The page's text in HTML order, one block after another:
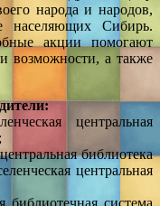
народа и народов,
Сибирь.
акции помогают
возможности, а также
центральная
библиотека
центральная
система